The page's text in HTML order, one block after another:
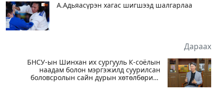
А.Адьяасүрэн хагас шигшээд шалгарлаа
Дараах
БНСУ-ын Шинхан их сургууль К-соёлын
наадам болон мэргэжилд суурилсан
боловсролын сайн дурын хөтөлбөрийг